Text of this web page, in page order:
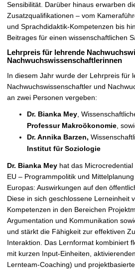
Sensibilität. Darüber hinaus erwarben
Zusatzqualifikationen – vom
und Sprachdidaktik-Kompetenzen bis
Beitrages für einen wissenschaftlichen
Lehrpreis für lehrende
Nachwuchswissenschaftlerinnen
In diesem Jahr wurde der Lehrpreis für
Nachwuchswissenschaftler und
an zwei Personen vergeben:
Dr. Bianka Mey ,
Professur Makroökonomie ,
Dr. Annika Barzen,
Institut für Soziologie
Dr. Bianka Mey hat das
EU – Programmpolitik und
Europas: Auswirkungen auf den
Diese in sich geschlossene Lerneinheit
Kompetenzen in den Bereichen
Argumentation und Kommunikation
und stärkt die Fähigkeit zur effektiven
Interaktion. Das Lernformat kombiniert
mit kurzen Input-Einheiten,
Lernteam-Coaching) und